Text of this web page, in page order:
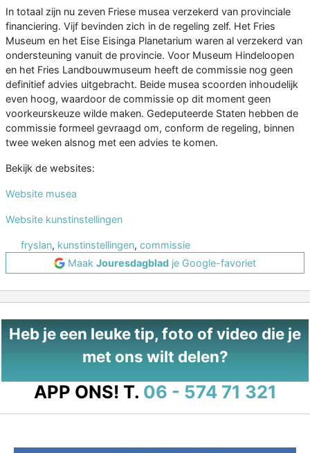
In totaal zijn nu zeven Friese musea verzekerd van provinciale
financiering. Vijf bevinden zich in de regeling zelf. Het Fries
Museum en het Eise Eisinga Planetarium waren al verzekerd van
ondersteuning vanuit de provincie. Voor Museum Hindeloopen
en het Fries Landbouwmuseum heeft de commissie nog geen
definitief advies uitgebracht. Beide musea scoorden inhoudelijk
even hoog, waardoor de commissie op dit moment geen
voorkeurskeuze wilde maken. Gedeputeerde Staten hebben de
commissie formeel gevraagd om, conform de regeling, binnen
twee weken alsnog met een advies te komen.
Bekijk de websites:
Website musea
Website kunstinstellingen
fryslan, kunstinstellingen, commissie
Maak Jouresdagblad je Google-favoriet
Heb je een leuke tip, foto of video die je
met ons wilt delen?
APP ONS! T. 06 - 574 71 321